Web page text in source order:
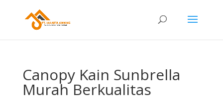
Canopy Kain Sunbrella
Murah Berkualitas